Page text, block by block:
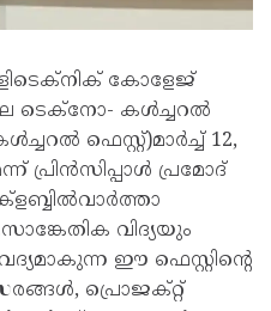
കോളേജ്
ടെക്നോ- കൾച്ചറൽ
ഫെസ്റ്റ്)മാർച്ച് 12,
പ്രിൻസിപ്പാൾ പ്രമോദ്
വിദ്യയും
ഈ ഫെസ്റ്റിൻ്റെ
പ്രൊജക്റ്റ്